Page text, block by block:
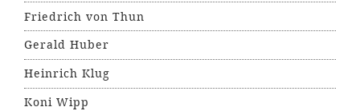
Friedrich von Thun
Gerald Huber
Heinrich Klug
Koni Wipp